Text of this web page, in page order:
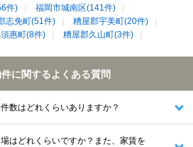
件)
福岡市城南区(141件)
志免町(51件)
糟屋郡宇美町(20件)
惠町(8件) 糟屋郡久山町(3件)
に関するよくある質問
数はどれくらいありますか？
はどれくらいですか？また、家賃を